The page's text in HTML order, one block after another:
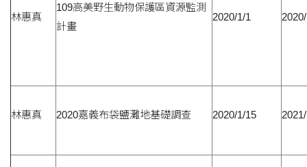
林惠真
109高美野生動物保護區資源監測
計畫
2020/1/1
林惠真 2020嘉義布袋鹽灘地基礎調查 2020/1/15